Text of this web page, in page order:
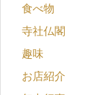
食べ物
寺社仏閣
趣味
お店紹介